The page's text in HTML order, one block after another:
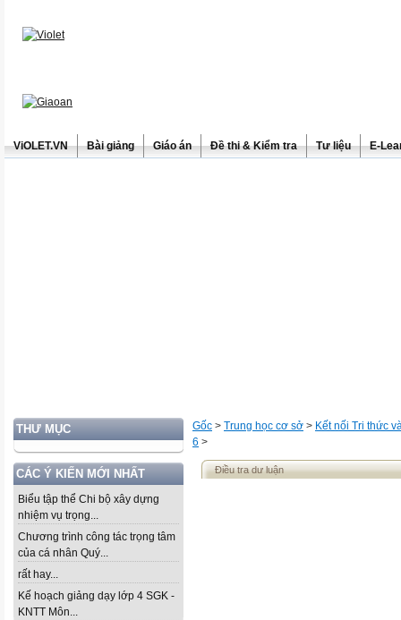
ViOLET.VN Bài giảng Giáo án Đề thi & Kiểm tra Tư liệu E-
THƯ MỤC
CÁC Ý KIẾN MỚI NHẤT
Biểu tập thể Chi bộ xây dựng
nhiệm vụ trọng...
Chương trình công tác trọng tâm
của cá nhân Quý...
rất hay...
Kế hoạch giảng dạy lớp 4 SGK -
KNTT Môn...
Gốc > Trung học cơ sở > Kết nối Tri thức
6 >
Điều tra dư luận